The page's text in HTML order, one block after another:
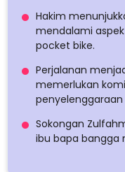
Hakim
mendalami
pocket bike.
Perjalanan
memerlukan
Sokongan
ibu bapa bangga